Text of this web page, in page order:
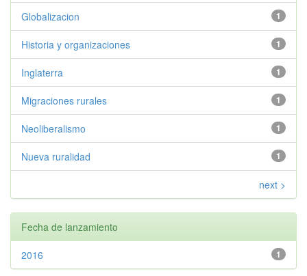
1
Globalizacion
1
Historia y organizaciones
1
Inglaterra
1
Migraciones rurales
1
Neoliberalismo
1
Nueva ruralidad
next >
Fecha de lanzamiento
1
2016